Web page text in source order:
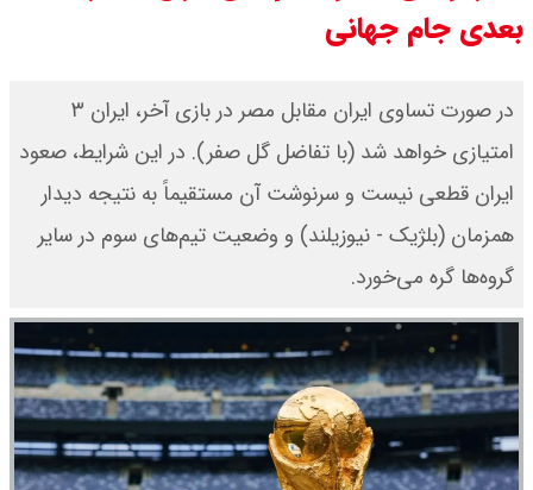
۱۴۰۵ اعلام شد
قیمت طلا ۲۴ عیار امروز شنبه ۱۷ مرداد
۱۴۰۵ اعلام شد/ جهش قیمت طلا
بعدی جام جهانی
در صورت تساوی ایران مقابل مصر در بازی آخر، ایران ۳
امتیازی خواهد شد (با تفاضل گل صفر). در این شرایط، صعود
ایران قطعی نیست و سرنوشت آن مستقیماً به نتیجه دیدار
همزمان (بلژیک - نیوزیلند) و وضعیت تیم‌های سوم در سایر
گروه‌ها گره می‌خورد.